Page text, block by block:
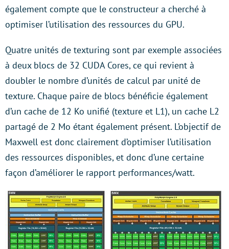
également compte que le constructeur a cherché à
optimiser l’utilisation des ressources du GPU.
Quatre unités de texturing sont par exemple associées
à deux blocs de 32 CUDA Cores, ce qui revient à
doubler le nombre d’unités de calcul par unité de
texture. Chaque paire de blocs bénéficie également
d’un cache de 12 Ko unifié (texture et L1), un cache L2
partagé de 2 Mo étant également présent. L’objectif de
Maxwell est donc clairement d’optimiser l’utilisation
des ressources disponibles, et donc d’une certaine
façon d’améliorer le rapport performances/watt.